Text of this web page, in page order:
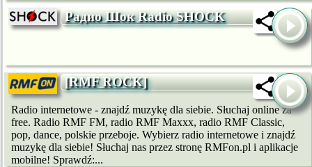
Радио Шок Radio SHOCK
[RMF ROCK]
Radio internetowe - znajdź muzykę dla siebie. Słuchaj online za
free. Radio RMF FM, radio RMF Maxxx, radio RMF Classic,
pop, dance, polskie przeboje. Wybierz radio internetowe i znajdź
muzykę dla siebie! Słuchaj nas przez stronę RMFon.pl i aplikacje
mobilne! Sprawdź:...